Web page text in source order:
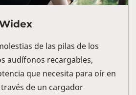
de las pilas de los
audífonos recargables,
que necesita para oír en
de un cargador